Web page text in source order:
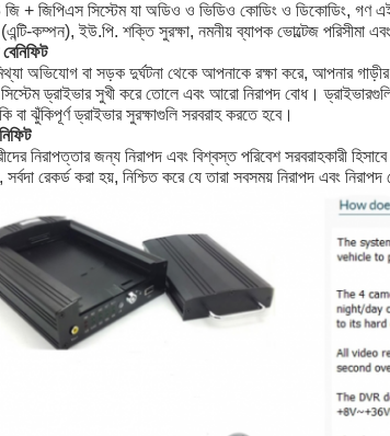
+ জিপিএস সিস্টেম যা অডিও ও ভিডিও কোডিং ও ডিকোডিং, গণ
কম্পন), ইউ.পি. শক্তি সুরক্ষা, নমনীয় ব্যাপক ভোল্টেজ পরিসীমা
অভিযোগ বা সড়ক দুর্ঘটনা থেকে আপনাকে রক্ষা করে, আপনার গাড়ীর
ড্রাইভার সুখী করে তোলে এবং আরো নিরাপদ বোধ।
বা ঝুঁকিপূর্ণ ড্রাইভার সুরক্ষাগুলি সরবরাহ করতে হবে।
নিরাপত্তার জন্য নিরাপদ এবং বিশ্বস্ত পরিবেশ সরবরাহকারী হিসাবে
সর্বদা রেকর্ড করা হয়, নিশ্চিত করে যে তারা সবসময় নিরাপদ এবং